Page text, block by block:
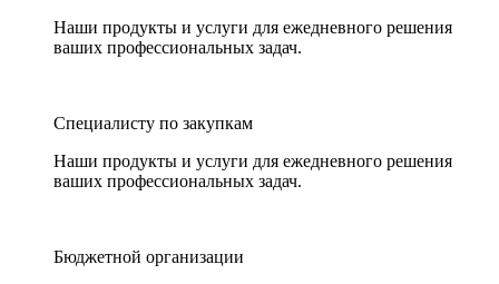
Наши продукты и услуги для ежедневного решения
ваших профессиональных задач.
Специалисту по закупкам
Наши продукты и услуги для ежедневного решения
ваших профессиональных задач.
Бюджетной организации